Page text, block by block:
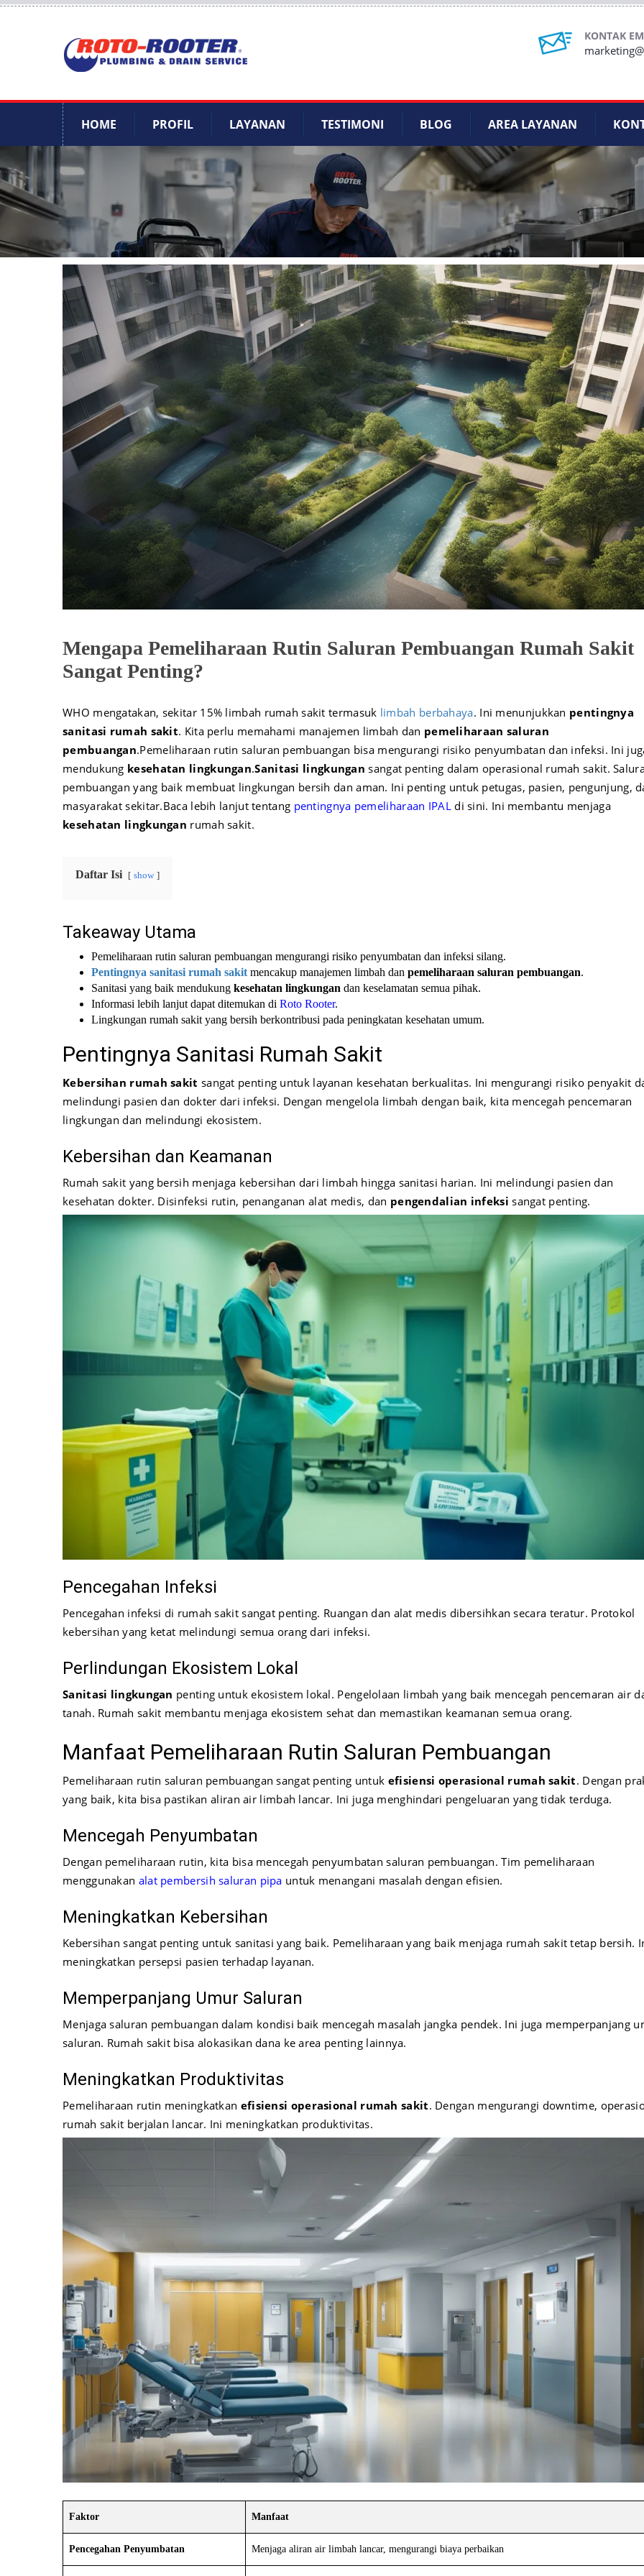
KONTAK
HOME PROFIL LAYANAN TESTIMONI BLOG AREA LAYANAN
Mengapa Pemeliharaan Rutin Saluran Pembuangan Rumah Sakit
Sangat Penting?
WHO mengatakan, sekitar 15% limbah rumah sakit termasuk limbah berbahaya. Ini menunjukkan pentingnya
sanitasi rumah sakit. Kita perlu memahami manajemen limbah dan pemeliharaan saluran
pembuangan.Pemeliharaan rutin saluran pembuangan bisa mengurangi risiko penyumbatan dan infeksi. Ini
mendukung kesehatan lingkungan.Sanitasi lingkungan sangat penting dalam operasional rumah sakit.
pembuangan yang baik membuat lingkungan bersih dan aman. Ini penting untuk petugas, pasien, pengunjung,
masyarakat sekitar.Baca lebih lanjut tentang pentingnya pemeliharaan IPALdi sini. Ini membantu menjaga
kesehatan lingkungan rumah sakit.
Daftar Isi show
Takeaway Utama
Pemeliharaan rutin saluran pembuangan mengurangi risiko penyumbatan dan infeksi silang.
Pentingnya sanitasi rumah sakit mencakup manajemen limbah dan pemeliharaan saluran pembuangan.
Sanitasi yang baik mendukung kesehatan lingkungan dan keselamatan semua pihak.
Informasi lebih lanjut dapat ditemukan di Roto Rooter.
Lingkungan rumah sakit yang bersih berkontribusi pada peningkatan kesehatan umum.
Pentingnya Sanitasi Rumah Sakit
Kebersihan rumah sakit sangat penting untuk layanan kesehatan berkualitas. Ini mengurangi risiko penyakit
melindungi pasien dan dokter dari infeksi. Dengan mengelola limbah dengan baik, kita mencegah pencemaran
lingkungan dan melindungi ekosistem.
Kebersihan dan Keamanan
Rumah sakit yang bersih menjaga kebersihan dari limbah hingga sanitasi harian. Ini melindungi pasien dan
kesehatan dokter. Disinfeksi rutin, penanganan alat medis, dan pengendalian infeksi sangat penting.
Pencegahan Infeksi
Pencegahan infeksi di rumah sakit sangat penting. Ruangan dan alat medis dibersihkan secara teratur. Protokol
kebersihan yang ketat melindungi semua orang dari infeksi.
Perlindungan Ekosistem Lokal
Sanitasi lingkungan penting untuk ekosistem lokal. Pengelolaan limbah yang baik mencegah pencemaran air
tanah. Rumah sakit membantu menjaga ekosistem sehat dan memastikan keamanan semua orang.
Manfaat Pemeliharaan Rutin Saluran Pembuangan
Pemeliharaan rutin saluran pembuangan sangat penting untuk efisiensi operasional rumah sakit. Dengan
yang baik, kita bisa pastikan aliran air limbah lancar. Ini juga menghindari pengeluaran yang tidak terduga.
Mencegah Penyumbatan
Dengan pemeliharaan rutin, kita bisa mencegah penyumbatan saluran pembuangan. Tim pemeliharaan
menggunakan alat pembersih saluran pipa untuk menangani masalah dengan efisien.
Meningkatkan Kebersihan
Kebersihan sangat penting untuk sanitasi yang baik. Pemeliharaan yang baik menjaga rumah sakit tetap bersih.
meningkatkan persepsi pasien terhadap layanan.
Memperpanjang Umur Saluran
Menjaga saluran pembuangan dalam kondisi baik mencegah masalah jangka pendek. Ini juga memperpanjang
saluran. Rumah sakit bisa alokasikan dana ke area penting lainnya.
Meningkatkan Produktivitas
Pemeliharaan rutin meningkatkan efisiensi operasional rumah sakit. Dengan mengurangi downtime,
rumah sakit berjalan lancar. Ini meningkatkan produktivitas.
Faktor Manfaat
Pencegahan Penyumbatan Menjaga aliran air limbah lancar, mengurangi biaya perbaikan